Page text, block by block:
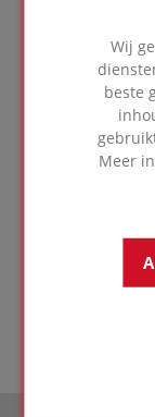
Wij
beste
Meer